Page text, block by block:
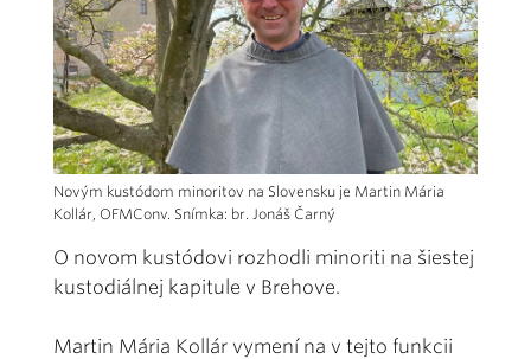
Novým kustódom minoritov na Slovensku je Martin Mária
Kollár, OFMConv. Snímka: br. Jonáš Čarný
O novom kustódovi rozhodli minoriti na šiestej
kustodiálnej kapitule v Brehove.
Martin Mária Kollár vymení na v tejto funkcii